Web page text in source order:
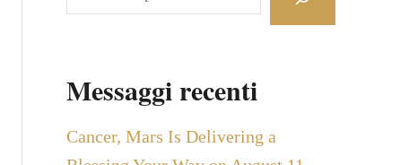
e
a
Messaggi recenti
Cancer, Mars Is Delivering a